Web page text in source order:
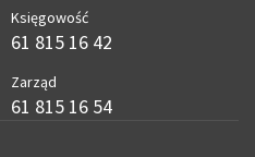
Księgowość
61 815 16 42
Zarząd
61 815 16 54